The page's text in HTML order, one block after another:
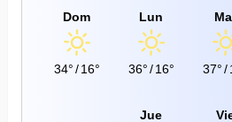
Dom
34°/ 16°
Lun
36°/ 16° 37°/
Jue